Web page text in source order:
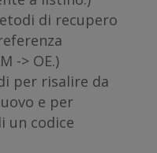
di recupero
-> OE.)
per risalire da
e per
un codice